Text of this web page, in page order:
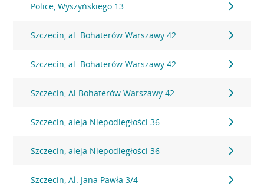
Police, Wyszyńskiego 13
Szczecin, al. Bohaterów Warszawy 42
Szczecin, al. Bohaterów Warszawy 42
Szczecin, Al.Bohaterów Warszawy 42
Szczecin, aleja Niepodległości 36
Szczecin, aleja Niepodległości 36
Szczecin, Al. Jana Pawła 3/4